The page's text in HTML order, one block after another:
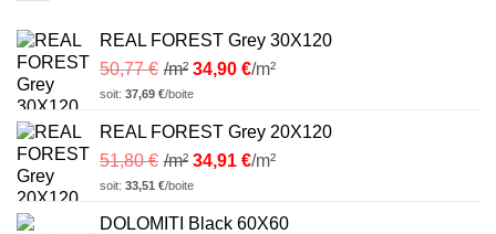
REAL FOREST Grey 30X120
50,77€ /m² 34,90 €/m²
soit: 37,69 €/boite
REAL FOREST Grey 20X120
51,80€ /m² 34,91 €/m²
soit: 33,51 €/boite
DOLOMITI Black 60X60